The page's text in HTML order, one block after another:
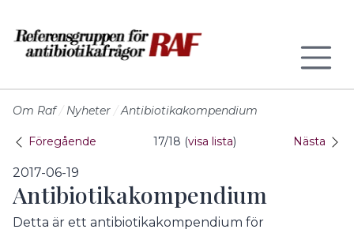
Om Raf Nyheter Antibiotikakompendium
Föregående 17/18 (visa lista) Nästa
2017-06-19
Antibiotikakompendium
Detta är ett antibiotikakompendium för